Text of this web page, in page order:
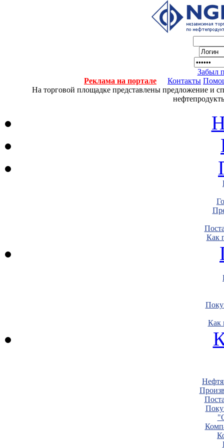
Забыл
Реклама на портале
Контакты
На торговой площадке представлены предложение и
Как
Как